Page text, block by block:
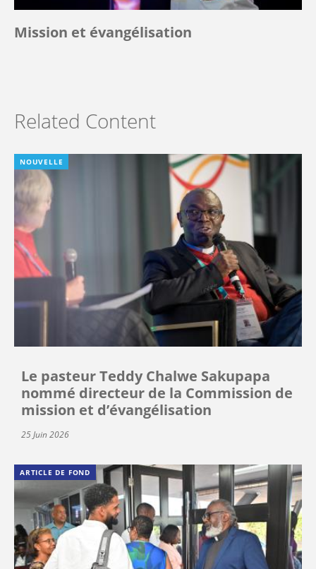
Mission et évangélisation
Related Content
NOUVELLE
Le pasteur Teddy Chalwe Sakupapa
nommé directeur de la Commission de
mission et d’évangélisation
25 Juin 2026
ARTICLE DE FOND